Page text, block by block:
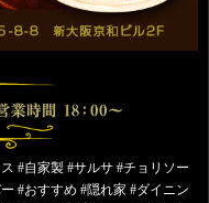
#自家製 #サルサ #チョリソー
#おすすめ #隠れ家 #ダイニン